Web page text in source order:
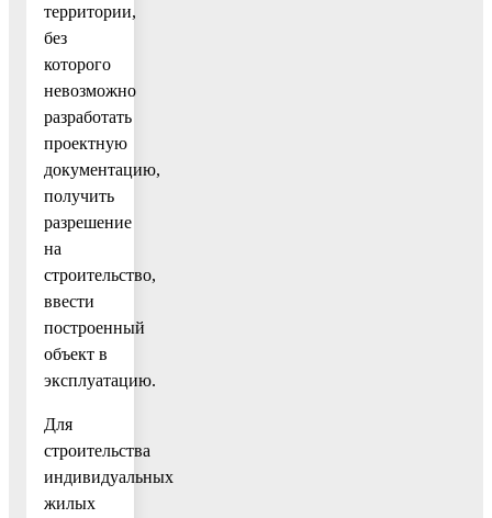
территории,
без
которого
невозможно
разработать
проектную
документацию,
получить
разрешение
на
строительство,
ввести
построенный
объект в
эксплуатацию.
Для
строительства
индивидуальных
жилых